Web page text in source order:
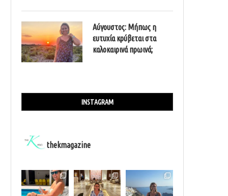
Αύγουστος: Μήπως η
ευτυχία κρύβεται στα
καλοκαιρινά πρωινά;
INSTAGRAM
thekmagazine